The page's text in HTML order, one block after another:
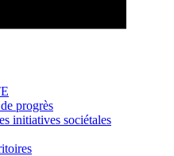
progrès
initiatives sociétales